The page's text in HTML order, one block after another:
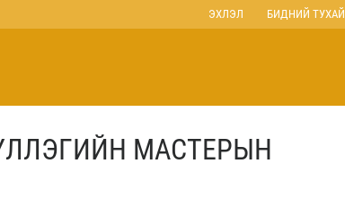
ЭХЛЭЛ БИДНИЙ ТУХАЙ
МАСТЕРЫН